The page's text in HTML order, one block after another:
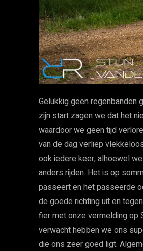
Gelukkig geen regenbanden
zijn start zagen we dat het
waardoor we geen tijd
van de dag verliep
ook iedere keer, alhoewel
anders rijden. Het is op
passeert en het passeerde
de goede richting uit en
fier met onze vermelding op
verwacht hebben we ons
die ons zeer goed ligt.